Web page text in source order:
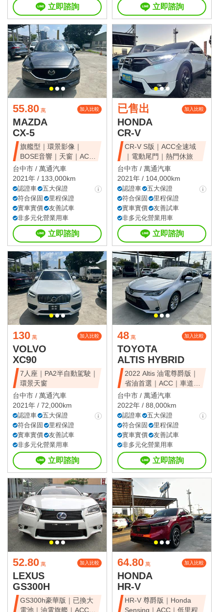
立即諮詢 立即諮詢
55.80 萬 加入比較
MAZDA
CX-5
旗艦型｜環景影像｜
BOSE音響｜天窗｜ACC
全速域｜質感休旅
台中市 / 萬通汽車
2021年 / 133,000km
認證車
五大保證
符合保固
里程保證
實車實價
友善試車
非多元化營業用車
立即諮詢
已售出 加入比較
HONDA
CR-V
CR-V S版｜ACC全速域
｜電動尾門｜熱門休旅
台中市 / 萬通汽車
2021年 / 104,000km
認證車
五大保證
符合保固
里程保證
實車實價
友善試車
非多元化營業用車
立即諮詢
130 萬 加入比較
VOLVO
XC90
7人座｜PA2半自動駕駛｜
環景天窗
台中市 / 萬通汽車
2021年 / 72,000km
認證車
五大保證
符合保固
里程保證
實車實價
友善試車
非多元化營業用車
立即諮詢
48 萬 加入比較
TOYOTA
ALTIS HYBRID
2022 Altis 油電尊爵版｜
省油首選｜ACC｜車道維
持
台中市 / 萬通汽車
2022年 / 88,000km
認證車
五大保證
符合保固
里程保證
實車實價
友善試車
非多元化營業用車
立即諮詢
52.80 萬 加入比較
LEXUS
GS300H
GS300h豪華版｜已換大
電池｜油電旗艦｜ACC｜
64.80 萬 加入比較
HONDA
HR-V
HR-V 尊爵版｜Honda
Sensing｜ACC｜低里程